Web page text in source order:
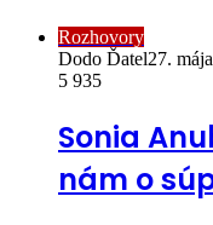
Rozhovory
Dodo Ďatel27.
5 935
Sonia
nám o